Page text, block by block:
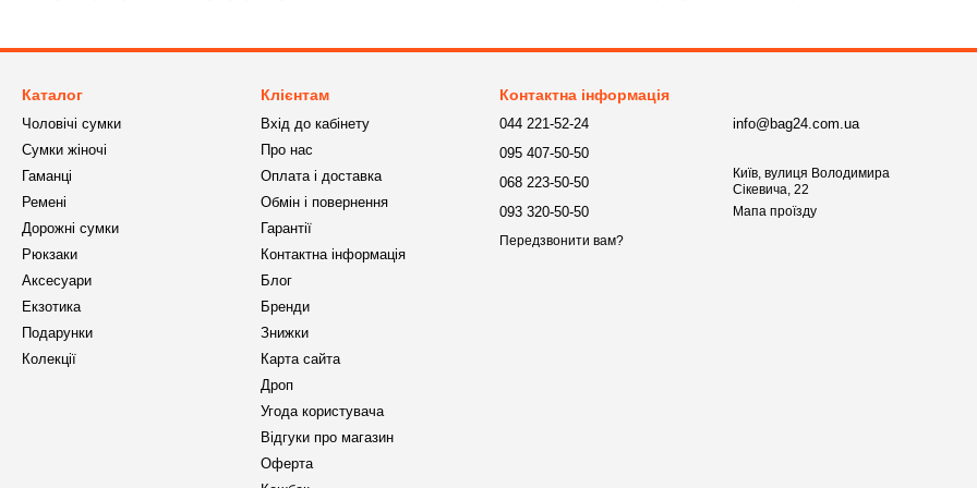
нейтральна та універсальна — чорний, сірий, коричневий, темно-зелений, графітовий, бежевий — щоб аксесуар органічно
тревел-кейсів унісекс:
що пасує всім.
матеріали.
планування з декількома кишенями.
до подряпин та зносу.
відряджень і повсякденного використання.
поєднання стилю, зручності й практичності. Вони підходять для кожного, хто цінує порядок у дорозі та хоче мати все необхідне
Каталог
Чоловічі сумки
Сумки жіночі
Гаманці
Ремені
Дорожні сумки
Рюкзаки
Аксесуари
Екзотика
Подарунки
Колекції
Клієнтам
Вхід до кабінету
Про нас
Оплата і доставка
Обмін і повернення
Гарантії
Контактна інформація
Блог
Бренди
Знижки
Карта сайта
Дроп
Угода користувача
Відгуки про магазин
Оферта
Контактна інформація
044 221-52-24
095 407-50-50
068 223-50-50
093 320-50-50
Передзвонити вам?
info@bag24.com.ua
Київ, вулиця Володимира
Сікевича, 22
Мапа проїзду